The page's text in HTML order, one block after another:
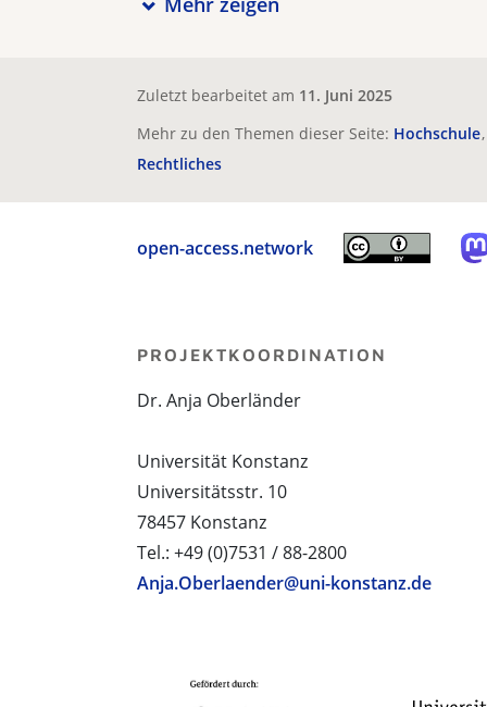
Zuletzt bearbeitet am 11. Juni 2025
Mehr zu den Themen dieser Seite: Hochschule
Rechtliches
open-access.network
PROJEKTKOORDINATION
Dr. Anja Oberländer
Universität Konstanz
Universitätsstr. 10
78457 Konstanz
Tel.: +49 (0)7531 / 88-2800
Anja.Oberlaender@uni-konstanz.de